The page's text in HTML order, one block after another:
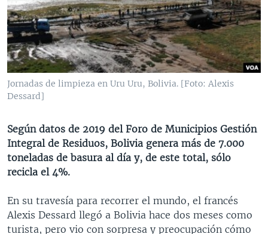
VENEZUELA
BRASIL
NICARAGUA
ECONOMÍA
ENTRETENIMIENTO Y CULTURA
TECNOLOGÍA
DEPORTES
CIENCIA Y SALUD
MULTIMEDIA
VIDEOS
FOTOGRAFÍA
AUDIOS
PROGRAMAS TV
EL MUNDO AL DÍA
FORO INTERAMERICANO
VISIÓN 360
PANORAMA
RADIO
AVANCE INFORMATIVO
AUDIONOTICIAS
ESTADOS UNIDOS AL DÍA
EL MUNDO AL DÍA [RADIO]
DEPORTIVO INTERNACIONAL
NOTA ECONÓMICA
DIRECT
DOCUMENTALES DE LA VOA
Learning English
SÍGANOS
Idiomas
Jornadas de limpieza en Uru Uru, Bolivia. [Foto: Alexis
Dessard]
Según datos de 2019 del Foro de Municipios Gestión
Integral de Residuos, Bolivia genera más de 7.000
toneladas de basura al día y, de este total, sólo
recicla el 4%.
En su travesía para recorrer el mundo, el francés
Alexis Dessard llegó a Bolivia hace dos meses como
turista, pero vio con sorpresa y preocupación cómo